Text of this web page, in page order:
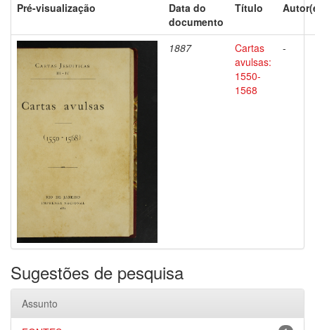
Pré-visualização
Data do
documento
Título
1887
Cartas
avulsas:
1550-
1568
-
Sugestões de pesquisa
Assunto